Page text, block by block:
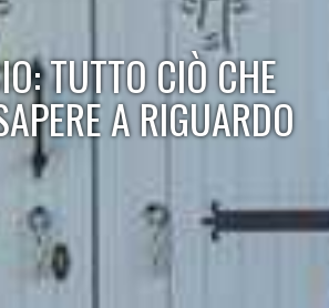
TUTTO CIÒ CHE
A RIGUARDO